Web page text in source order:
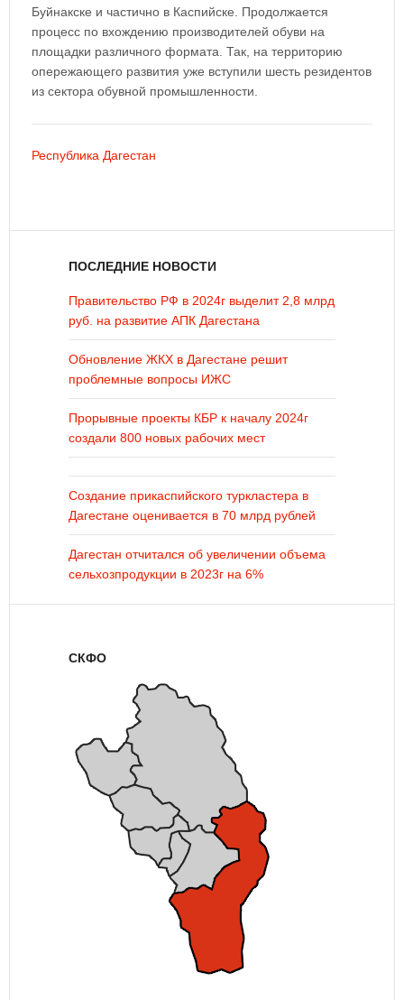
Буйнакске и частично в Каспийске. Продолжается
процесс по вхождению производителей обуви на
площадки различного формата. Так, на территорию
опережающего развития уже вступили шесть резидентов
из сектора обувной промышленности.
Республика Дагестан
ПОСЛЕДНИЕ НОВОСТИ
Правительство РФ в 2024г выделит 2,8 млрд
руб. на развитие АПК Дагестана
Обновление ЖКХ в Дагестане решит
проблемные вопросы ИЖС
Прорывные проекты КБР к началу 2024г
создали 800 новых рабочих мест
Создание прикаспийского туркластера в
Дагестане оценивается в 70 млрд рублей
Дагестан отчитался об увеличении объема
сельхозпродукции в 2023г на 6%
СКФО